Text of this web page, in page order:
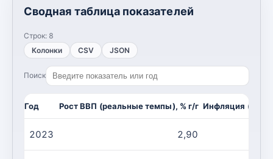
Сводная таблица показателей
Строк: 8
Колонки
CSV JSON
Поиск
Год Рост ВВП (реальные темпы), % г/г Инфляция (CPI,
2023 2,90